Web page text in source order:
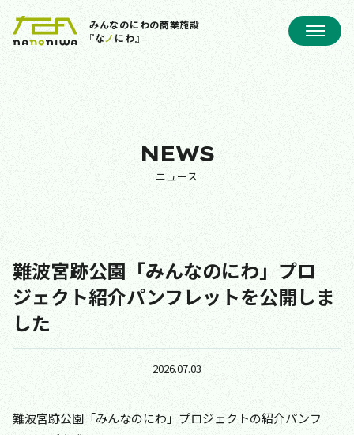
みんなのにわの商業施設
『なノ にわ』
NEWS
ニュース
難波宮跡公園「みんなのにわ」プロ
ジェクト紹介パンフレットを公開しま
した
2026.07.03
難波宮跡公園「みんなのにわ」プロジェクトの紹介パンフ